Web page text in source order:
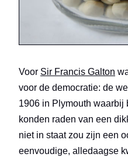
Voor Sir Francis Galton
voor de democratie: de
1906 in Plymouth waarbij
konden raden van een
niet in staat zou zijn een
eenvoudige, alledaagse